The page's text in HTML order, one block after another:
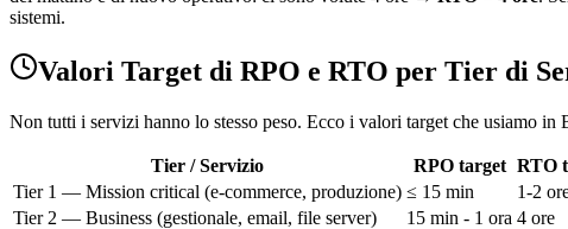
sistemi.
Valori Target di RPO e RTO per Tier di
Non tutti i servizi hanno lo stesso peso. Ecco i valori target che usiamo
Tier / Servizio RPO target RTO
Tier 1 — Mission critical (e-commerce, produzione) ≤ 15 min 1-2
Tier 2 — Business (gestionale, email, file server)
15 min - 1 ora 4 ore